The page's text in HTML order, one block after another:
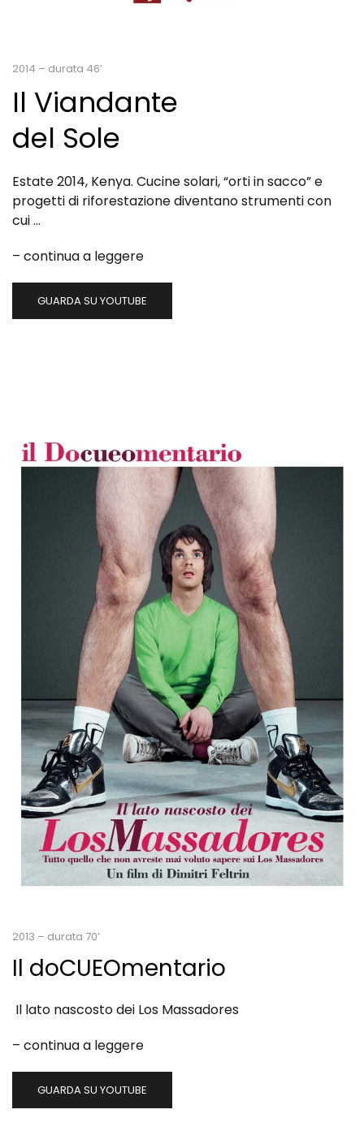
2014 – durata 46’
Il Viandante
del Sole
Estate 2014, Kenya. Cucine solari, “orti in sacco” e
progetti di riforestazione diventano strumenti con
cui …
– continua a leggere
GUARDA SU YOUTUBE
2013 – durata 70’
Il doCUEOmentario
Il lato nascosto dei Los Massadores
– continua a leggere
GUARDA SU YOUTUBE